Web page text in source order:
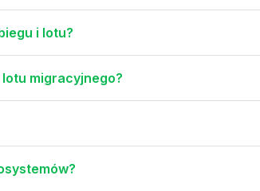
i lotu?
migracyjnego?